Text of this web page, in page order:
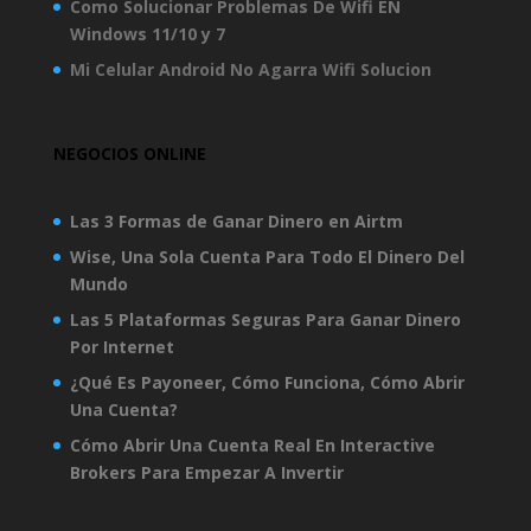
Como Solucionar Problemas De Wifi EN
Windows 11/10 y 7
Mi Celular Android No Agarra Wifi Solucion
NEGOCIOS ONLINE
Las 3 Formas de Ganar Dinero en Airtm
Wise, Una Sola Cuenta Para Todo El Dinero Del
Mundo
Las 5 Plataformas Seguras Para Ganar Dinero
Por Internet
¿Qué Es Payoneer, Cómo Funciona, Cómo Abrir
Una Cuenta?
Cómo Abrir Una Cuenta Real En Interactive
Brokers Para Empezar A Invertir